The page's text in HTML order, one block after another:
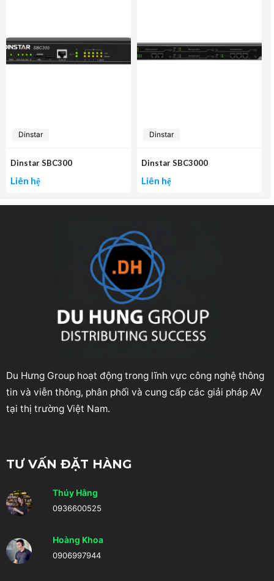
Dinstar
Dinstar SBC300
Liên hệ
Dinstar
Dinstar SBC3000
Liên hệ
Du Hưng Group hoạt động trong lĩnh vực công nghệ thông
tin và viễn thông, phân phối và cung cấp các giải pháp AV
tại thị trường Việt Nam.
TƯ VẤN ĐẶT HÀNG
Thúy Hằng
0936600525
Hoàng Khoa
0906997944